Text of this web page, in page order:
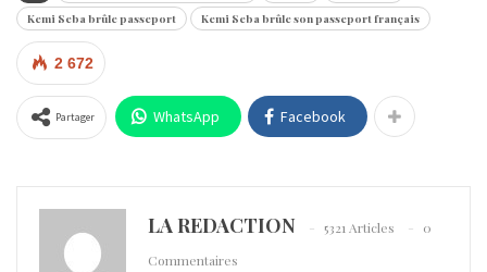
Kemi Seba brûle passeport
Kemi Seba brûle son passeport français
2 672
Partager WhatsApp Facebook
LA REDACTION 5321 Articles
0
Commentaires